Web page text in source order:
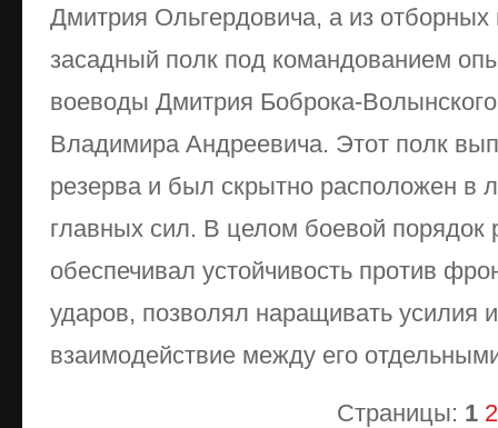
Дмитрия Ольгердовича, а из отборных
засадный полк под командованием
воеводы Дмитрия Боброка-Волынского
Владимира Андреевича. Этот полк
резерва и был скрытно расположен в
главных сил. В целом боевой порядок
обеспечивал устойчивость против
ударов, позволял наращивать усилия
взаимодействие между его
Страницы: 1 2